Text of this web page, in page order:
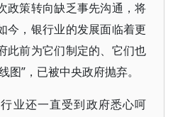
政策转向缺乏事先沟通，将
今，银行业的发展面临着更
此前为它们制定的、它们也
图”，已被中央政府抛弃。
业还一直受到政府悉心呵